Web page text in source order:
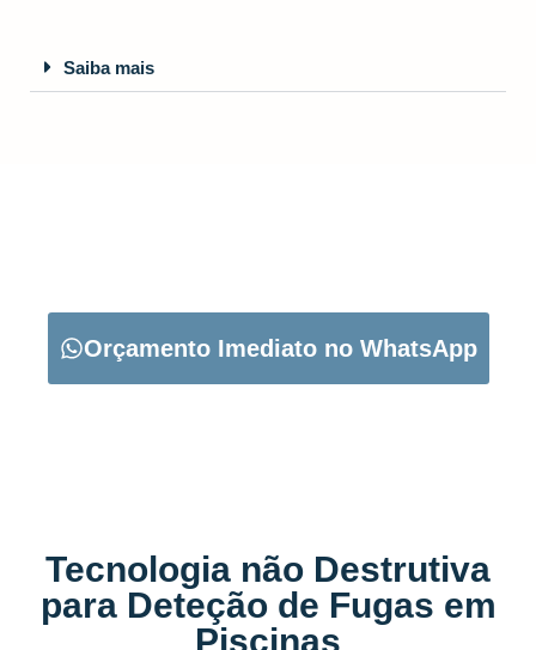
Saiba mais
Orçamento Imediato no WhatsApp
Tecnologia não Destrutiva
para Deteção de Fugas em
Piscinas